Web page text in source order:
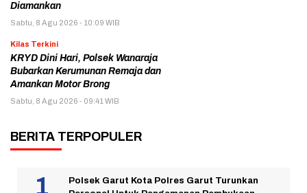
Diamankan
Sabtu, 8 Agu 2026 - 10:09 WIB
Kilas Terkini
KRYD Dini Hari, Polsek Wanaraja
Bubarkan Kerumunan Remaja dan
Amankan Motor Brong
Sabtu, 8 Agu 2026 - 09:41 WIB
BERITA TERPOPULER
Polsek Garut Kota Polres Garut Turunkan